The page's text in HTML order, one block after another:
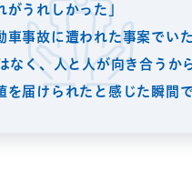
うれしかった」
車事故に遭われた事案でい
なく、人と人が向き合うか
を届けられたと感じた瞬間で